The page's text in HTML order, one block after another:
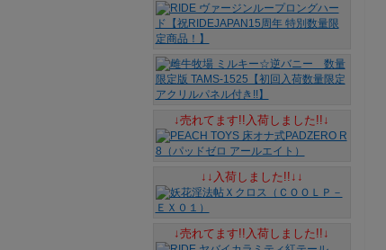
↓売れてます!!入荷しました!!↓
↓↓入荷しました!!↓↓
↓売れてます!!入荷しました!!↓